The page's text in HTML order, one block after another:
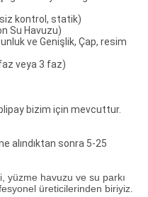
kontrol, statik)
Su Havuzu)
ve Genişlik, Çap, resim
veya 3 faz)
bizim için mevcuttur.
alındıktan sonra 5-25
yüzme havuzu ve su parkı
üreticilerinden biriyiz.